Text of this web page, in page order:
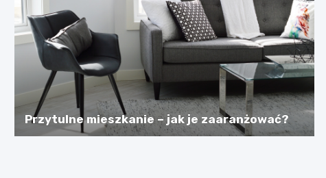
Przytulne mieszkanie – jak je zaaranżować?